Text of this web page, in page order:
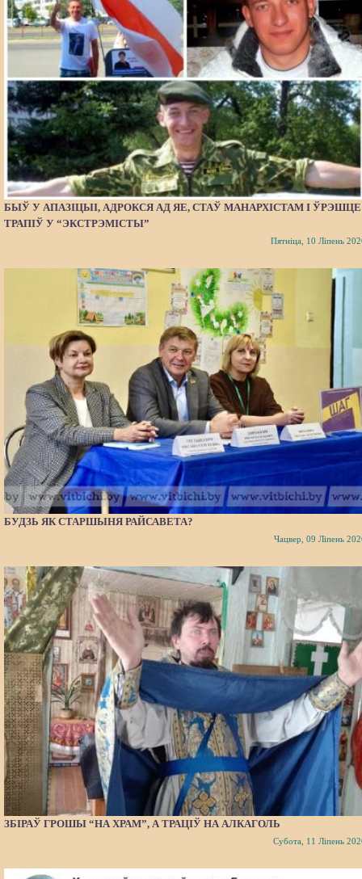
БЫЎ У АПАЗІЦЫІ, АДРОКСЯ АД ЯЕ, СТАЎ МАНАРХІСТАМ І ЎРЭШЦЕ
ТРАПІЎ У “ЭКСТРЭМІСТЫ”
Пятніца, 10 Ліпень
БУДЗЬ ЯК СТАРШЫНЯ РАЙСАВЕТА?
Чацвер, 09 Ліпень
ЗБІРАЎ ГРОШЫ “НА ХРАМ”, А ТРАЦІЎ НА АЛКАГОЛЬ
Субота, 11 Ліпень